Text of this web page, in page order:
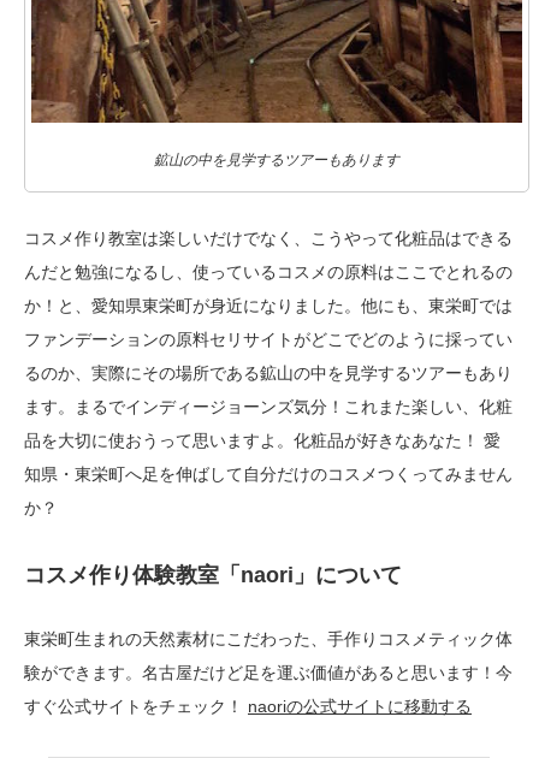
鉱山の中を見学するツアーもあります
コスメ作り教室は楽しいだけでなく、こうやって化粧品はできる
んだと勉強になるし、使っているコスメの原料はここでとれるの
か！と、愛知県東栄町が身近になりました。他にも、東栄町では
ファンデーションの原料セリサイトがどこでどのように採ってい
るのか、実際にその場所である鉱山の中を見学するツアーもあり
ます。まるでインディージョーンズ気分！これまた楽しい、化粧
品を大切に使おうって思いますよ。化粧品が好きなあなた！ 愛
知県・東栄町へ足を伸ばして自分だけのコスメつくってみません
か？
コスメ作り体験教室「naori」について
東栄町生まれの天然素材にこだわった、手作りコスメティック体
験ができます。名古屋だけど足を運ぶ価値があると思います！今
すぐ公式サイトをチェック！ naoriの公式サイトに移動する